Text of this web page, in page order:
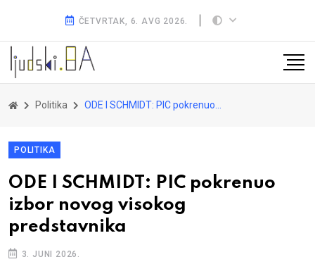
ČETVRTAK, 6. AVG 2026.
Politika ODE I SCHMIDT: PIC pokrenuo izbor novog visokog predstavnika
POLITIKA
ODE I SCHMIDT: PIC pokrenuo
izbor novog visokog
predstavnika
3. JUNI 2026.